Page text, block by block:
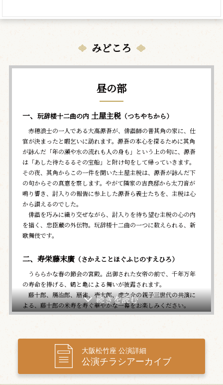
みどころ
昼の部
一、 玩辞楼十二曲の内土屋主税（つちやちから）
赤穂浪士の一人である大高源吾が、俳諧師の普其角の家に、仕
官が決まったと暇乞いに訪れます。源吾の本心を探るために其角
が詠んだ「年の瀬や水の流れも人の身も」という上の句に、源吾
は「あした待たるるその宝船」と附け句をして帰っていきます。
その夜、其角からこの一件を聞いた土屋主税は、源吾が詠んだ下
の句からその真意を察します。やがて隣家の吉良邸から太刀音が
鳴り響き、討入りの報告に参上した源吾ら義士たちを、主税は心
から讃えるのでした。
俳諧を巧みに織り交ぜながら、討入りを待ち望む主税の心の内
を描く、忠臣蔵の外伝物。玩辞楼十二曲の一つに数えられる、新
歌舞伎です。
二、寿栄藤末廣（さかえことほぐふじのすえひろ）
うららかな春の節会の宮殿。出御された女帝の前で、千年万年
の寿命を捧げる、鶴と亀による舞いが披露されます。
藤十郎、鴈治郎、扇雀、壱太郎、虎之介の親子三世代の共演に
よる、藤十郎の米寿を寿ぐ華やかな一幕をお楽しみください。
大坂天満の紙屋治兵衛は、妻子のある身でありながら、遊女小
春と深い仲となり、心中の約束をしています。北新地の茶屋、河
庄に出向いた小春は、治兵衛の女房からの手紙を読んで塞ぎ込ん
でおり、河内屋お庄に慰められています。そこへ、小春の身請け
大阪松竹座 公演詳細
公演チラシアーカイブ